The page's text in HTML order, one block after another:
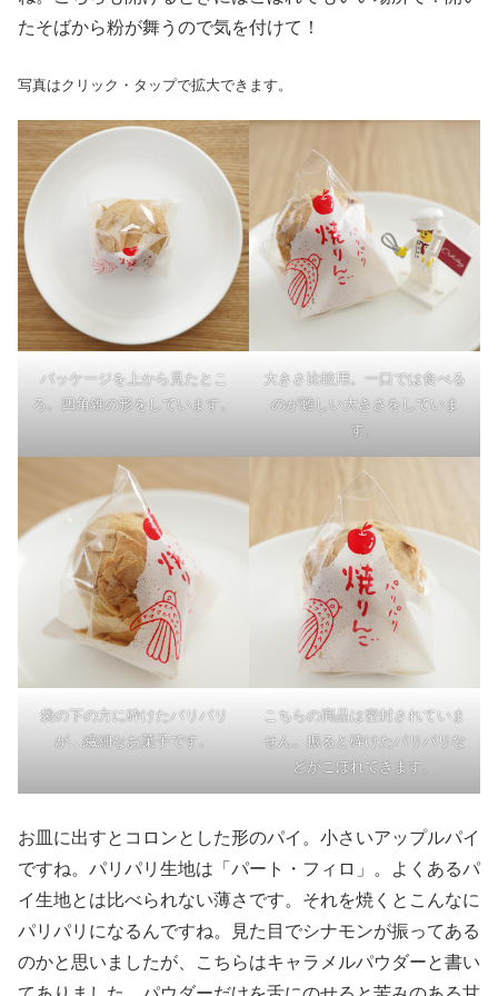
たそばから粉が舞うので気を付けて！
写真はクリック・タップで拡大できます。
パッケージを上から見たとこ
ろ。四角錐の形をしています。
大きさ比較用。一口では食べる
のが難しい大きさをしていま
す。
袋の下の方に砕けたパリパリ
が…繊細なお菓子です。
こちらの商品は密封されていま
せん。振ると砕けたパリパリな
どがこぼれてきます。
お皿に出すとコロンとした形のパイ。小さいアップルパイ
ですね。パリパリ生地は「パート・フィロ」。よくあるパ
イ生地とは比べられない薄さです。それを焼くとこんなに
パリパリになるんですね。見た目でシナモンが振ってある
のかと思いましたが、こちらはキャラメルパウダーと書い